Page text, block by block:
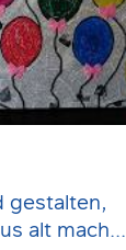
gestalten,
alt mach...